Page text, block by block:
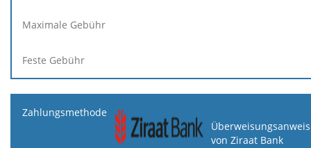
von Ziraat Bank